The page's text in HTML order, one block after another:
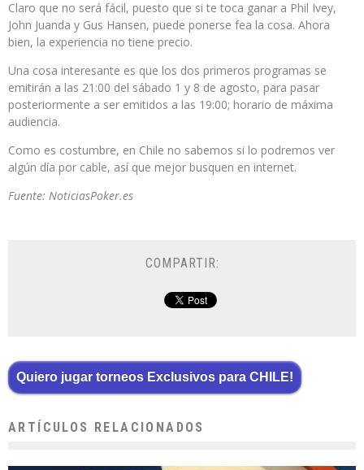
Claro que no será fácil, puesto que si te toca ganar a Phil Ivey,
John Juanda y Gus Hansen, puede ponerse fea la cosa. Ahora
bien, la experiencia no tiene precio.
Una cosa interesante es que los dos primeros programas se
emitirán a las 21:00 del sábado 1 y 8 de agosto, para pasar
posteriormente a ser emitidos a las 19:00; horario de máxima
audiencia.
Como es costumbre, en Chile no sabemos si lo podremos ver
algún día por cable, así que mejor busquen en internet.
Fuente: NoticiasPoker.es
COMPARTIR:
Quiero jugar torneos Exclusivos para CHILE!
ARTÍCULOS RELACIONADOS